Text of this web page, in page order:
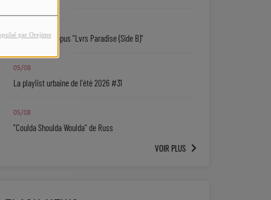
par Orejime
Isaiah Falls : l'opus "Lvrs Paradise (Side B)"
05/08
La playlist urbaine de l'été 2026 #31
05/08
"Coulda Shoulda Woulda" de Russ
VOIR PLUS